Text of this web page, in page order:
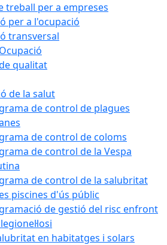
treball per a empreses
per a l'ocupació
transversal
qualitat
de la salut
de control de plagues
de control de coloms
de control de la Vespa
de control de la salubritat
piscines d'ús públic
de gestió del risc enfront
en habitatges i solars